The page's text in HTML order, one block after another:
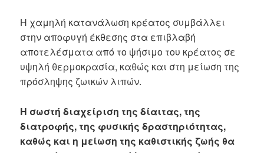
Η χαμηλή κατανάλωση κρέατος συμβάλλει
στην αποφυγή έκθεσης στα επιβλαβή
αποτελέσματα από το ψήσιμο του κρέατος σε
υψηλή θερμοκρασία, καθώς και στη μείωση της
πρόσληψης ζωικών λιπών.
Η σωστή διαχείριση της δίαιτας, της
διατροφής, της φυσικής δραστηριότητας,
καθώς και η μείωση της καθιστικής ζωής θα